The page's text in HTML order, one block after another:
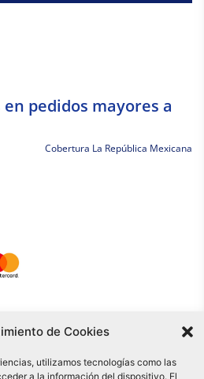
de Cookies
utilizamos tecnologías como las
a la información del dispositivo. El
pedidos mayores a
Cobertura La República Mexicana